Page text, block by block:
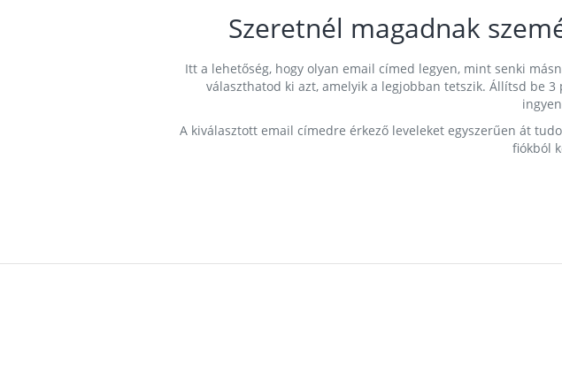
Szeretnél magadnak
Itt a lehetőség, hogy olyan email címed legyen, mint senki
választhatod ki azt, amelyik a legjobban tetszik. Állítsd be
A kiválasztott email címedre érkező leveleket egyszerűen át
fiókból